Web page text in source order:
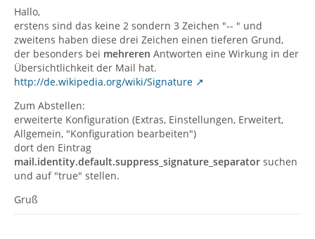
Hallo,
erstens sind das keine 2 sondern 3 Zeichen "-- " und
zweitens haben diese drei Zeichen einen tieferen Grund,
der besonders bei mehreren Antworten eine Wirkung in der
Übersichtlichkeit der Mail hat.
http://de.wikipedia.org/wiki/Signature
Zum Abstellen:
erweiterte Konfiguration (Extras, Einstellungen, Erweitert,
Allgemein, "Konfiguration bearbeiten")
dort den Eintrag
mail.identity.default.suppress_signature_separator suchen
und auf "true" stellen.
Gruß